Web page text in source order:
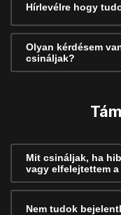
Hírlevélre hogy
Olyan kérdésem
csináljak?
Mit csináljak, ha
vagy elfelejtettem a
Nem tudok